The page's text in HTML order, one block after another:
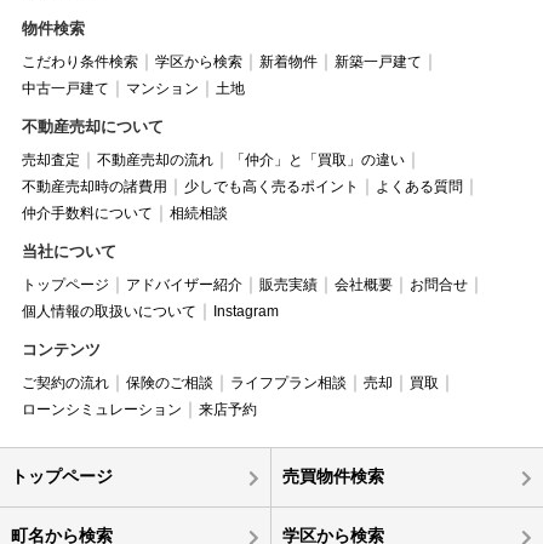
物件検索
こだわり条件検索 学区から検索 新着物件
新築一戸建て
中古一戸建て
マンション 土地
不動産売却について
売却査定 不動産売却の流れ
「仲介」と「買取」の違い
不動産売却時の諸費用
少しでも高く売るポイント
よくある質問
仲介手数料について
相続相談
当社について
トップページ アドバイザー紹介 販売実績 会社概要
お問合せ
個人情報の取扱いについて
Instagram
コンテンツ
ご契約の流れ 保険のご相談 ライフプラン相談 売却
買取
ローンシミュレーション
来店予約
トップページ 売買物件検索
町名から検索 学区から検索